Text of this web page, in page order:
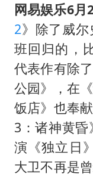
网易娱乐6月
2》除了威
班回归的，
代表作有除
公园》，在
饭店》也奉
3：诸神黄
演《独立日
大卫不再是